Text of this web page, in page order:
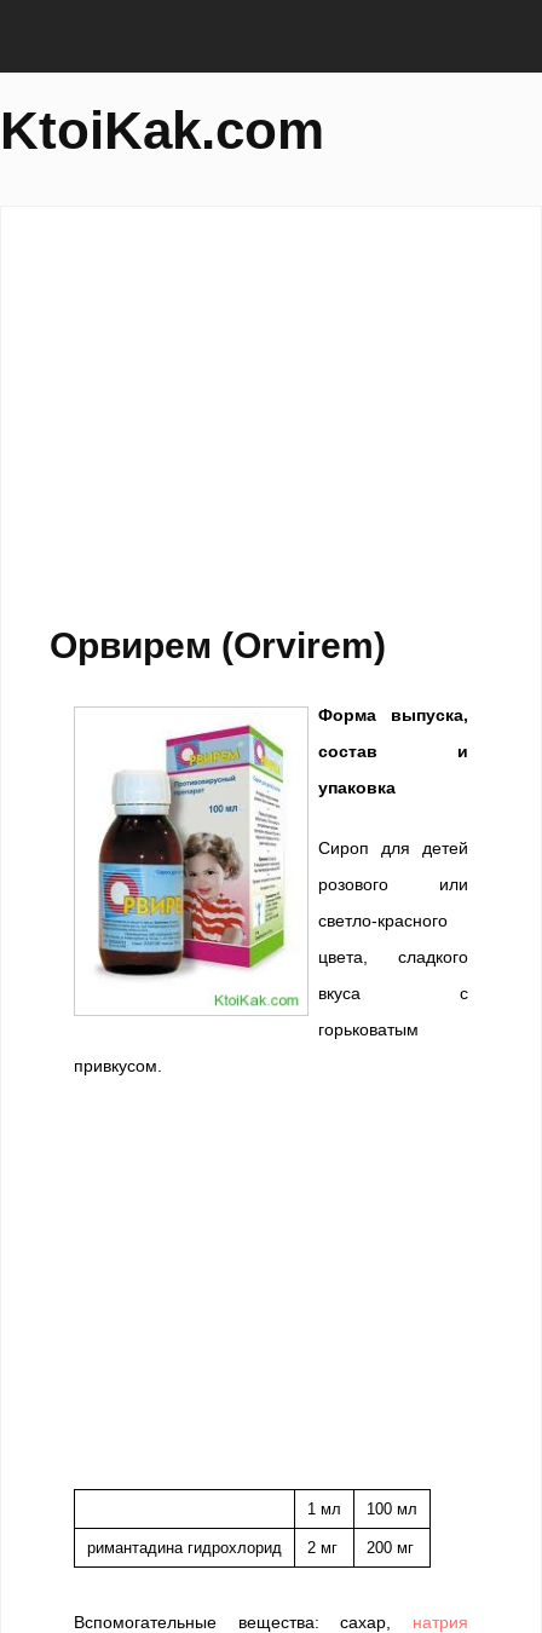
KtoiKak.com
Орвирем (Orvirem)
Форма выпуска,
состав и
упаковка
Сироп для детей
розового или
светло-красного
цвета, сладкого
вкуса с
горьковатым
привкусом.
1 мл 100 мл
римантадина гидрохлорид 2 мг 200 мг
Вспомогательные вещества: сахар, натрия